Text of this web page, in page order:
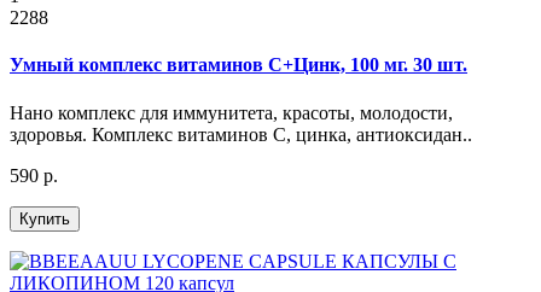
2288
Умный комплекс витаминов С+Цинк, 100 мг. 30 шт.
Нано комплекс для иммунитета, красоты, молодости,
здоровья. Комплекс витаминов С, цинка, антиоксидан..
590 р.
Купить